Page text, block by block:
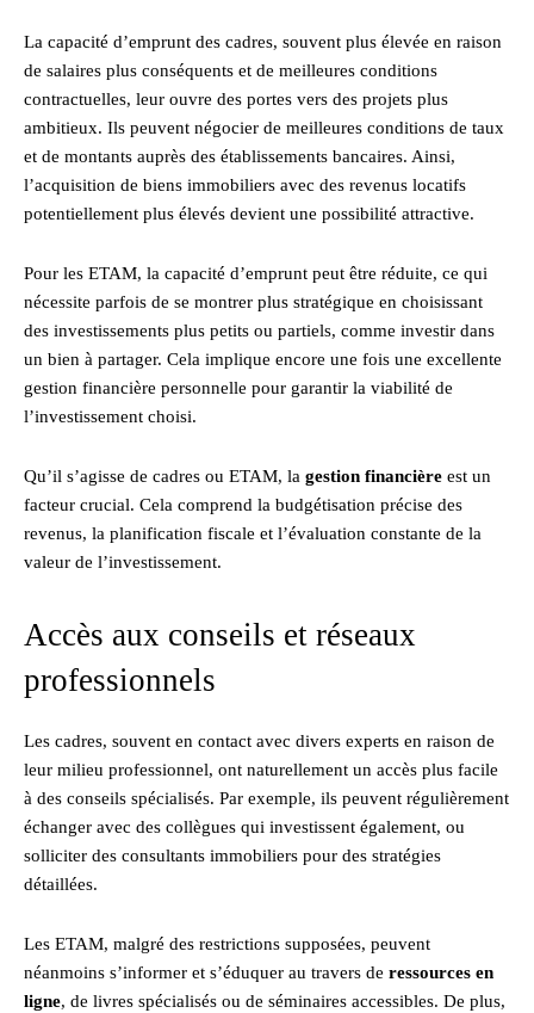
La capacité d’emprunt des cadres, souvent plus élevée en raison
de salaires plus conséquents et de meilleures conditions
contractuelles, leur ouvre des portes vers des projets plus
ambitieux. Ils peuvent négocier de meilleures conditions de taux
et de montants auprès des établissements bancaires. Ainsi,
l’acquisition de biens immobiliers avec des revenus locatifs
potentiellement plus élevés devient une possibilité attractive.
Pour les ETAM, la capacité d’emprunt peut être réduite, ce qui
nécessite parfois de se montrer plus stratégique en choisissant
des investissements plus petits ou partiels, comme investir dans
un bien à partager. Cela implique encore une fois une excellente
gestion financière personnelle pour garantir la viabilité de
l’investissement choisi.
Qu’il s’agisse de cadres ou ETAM, la gestion financière est un
facteur crucial. Cela comprend la budgétisation précise des
revenus, la planification fiscale et l’évaluation constante de la
valeur de l’investissement.
Accès aux conseils et réseaux
professionnels
Les cadres, souvent en contact avec divers experts en raison de
leur milieu professionnel, ont naturellement un accès plus facile
à des conseils spécialisés. Par exemple, ils peuvent régulièrement
échanger avec des collègues qui investissent également, ou
solliciter des consultants immobiliers pour des stratégies
détaillées.
Les ETAM, malgré des restrictions supposées, peuvent
néanmoins s’informer et s’éduquer au travers de ressources en
ligne, de livres spécialisés ou de séminaires accessibles. De plus,